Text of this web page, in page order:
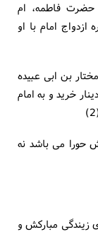
حضرت فاطمه، ام
ازدواج امام با او
بن ابی عبیده
خرید و به امام
حورا می باشد نه
زیندگی مبارکش و